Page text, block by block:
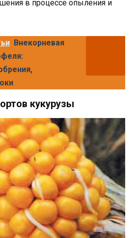
в процессе опыления и
Внекорневая
кукурузы